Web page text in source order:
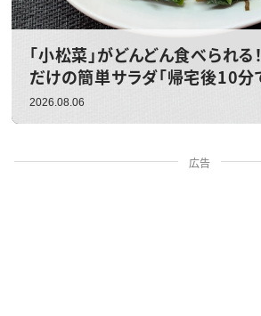
「小松菜」がどんどん食べられる
だけの簡単サラダ「帰宅後10分
2026.08.06
広告